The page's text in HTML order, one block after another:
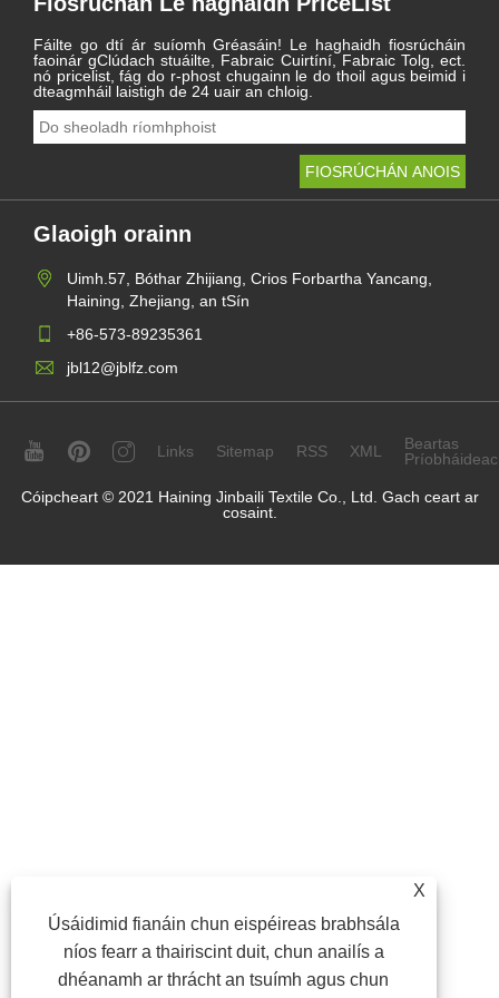
X
Úsáidimid fianáin chun eispéireas brabhsála
níos fearr a thairiscint duit, chun anailís a
dhéanamh ar thrácht an tsuímh agus chun
Fáilte go dtí ár suíomh Gréasáin! Le haghaidh fiosrúcháin
faoinár gClúdach stuáilte, Fabraic Cuirtíní, Fabraic Tolg, ect.
nó pricelist, fág do r-phost chugainn le do thoil agus beimid i
dteagmháil laistigh de 24 uair an chloig.
Glaoigh orainn
Uimh.57, Bóthar Zhijiang, Crios Forbartha Yancang,
Haining, Zhejiang, an tSín
+86-573-89235361
jbl12@jblfz.com
Links Sitemap RSS XML
Beartas
Cóipcheart © 2021 Haining Jinbaili Textile Co., Ltd. Gach ceart ar
cosaint.